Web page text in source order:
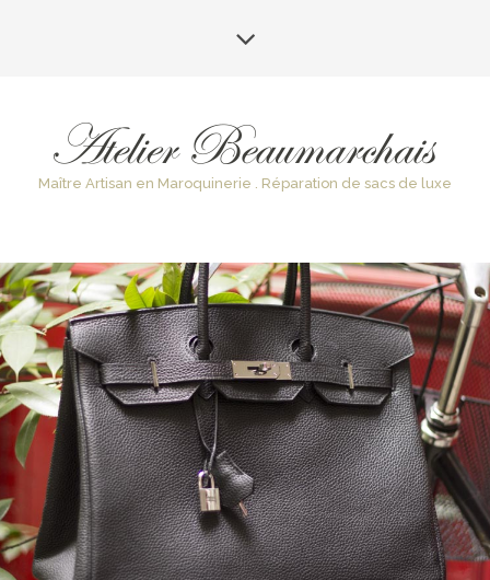
Maître Artisan en Maroquinerie . Réparation de sacs de luxe